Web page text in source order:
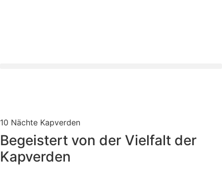
10 Nächte Kapverden
Begeistert von der Vielfalt der
Kapverden